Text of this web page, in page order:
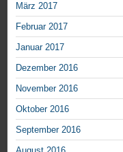
März 2017
Februar 2017
Januar 2017
Dezember 2016
November 2016
Oktober 2016
September 2016